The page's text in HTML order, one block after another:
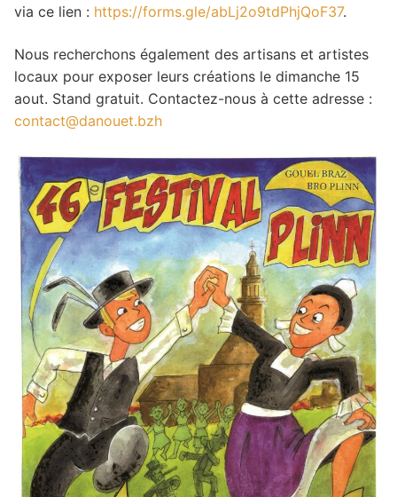
via ce lien : https://forms.gle/abLj2o9tdPhjQoF37.
Nous recherchons également des artisans et artistes
locaux pour exposer leurs créations le dimanche 15
aout. Stand gratuit. Contactez-nous à cette adresse :
contact@danouet.bzh